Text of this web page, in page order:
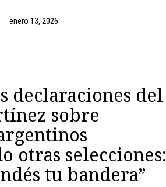
enero 13, 2026
declaraciones del
sobre
otras selecciones:
tu bandera”